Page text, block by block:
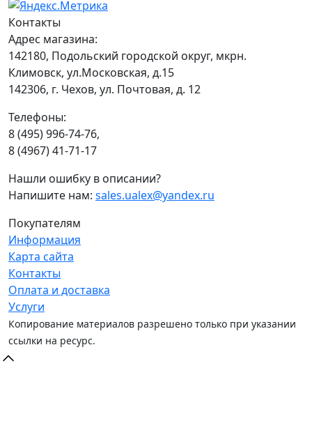
Контакты
Адрес магазина:
142180, Подольский городской округ, мкрн.
Климовск, ул.Московская, д.15
142306, г. Чехов, ул. Почтовая, д. 12
Телефоны:
8(495) 996-74-76,
8(4967) 41-71-17
Нашли ошибку в описании?
Напишите нам: sales.ualex@yandex.ru
Покупателям
Информация
Карта сайта
Контакты
Оплата и доставка
Услуги
Копирование материалов разрешено только при указании
ссылки на ресурс.